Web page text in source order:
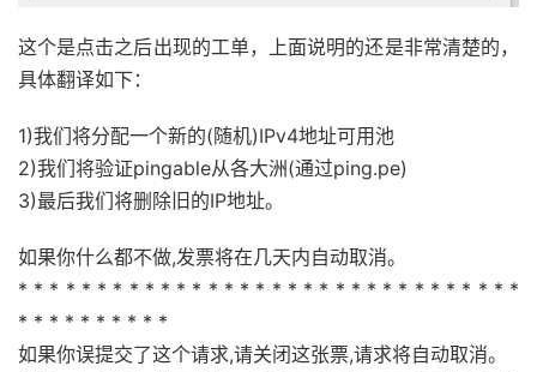
这个是点击之后出现的工单，上面说明的还是非常清楚的，
具体翻译如下：
1)我们将分配一个新的(随机)IPv4地址可用池
2)我们将验证pingable从各大洲(通过ping.pe)
3)最后我们将删除旧的IP地址。
如果你什么都不做,发票将在几天内自动取消。
* * * * * * * * * * * * * * * * * * * * * * * * * * * * * * * *
* * * * * * * * * *
如果你误提交了这个请求,请关闭这张票,请求将自动取消。